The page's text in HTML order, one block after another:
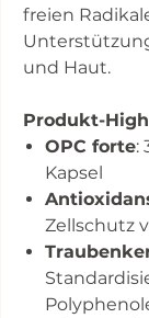
freien
und Haut.
Produkt-
OPC forte:
Kapsel
Zellschutz